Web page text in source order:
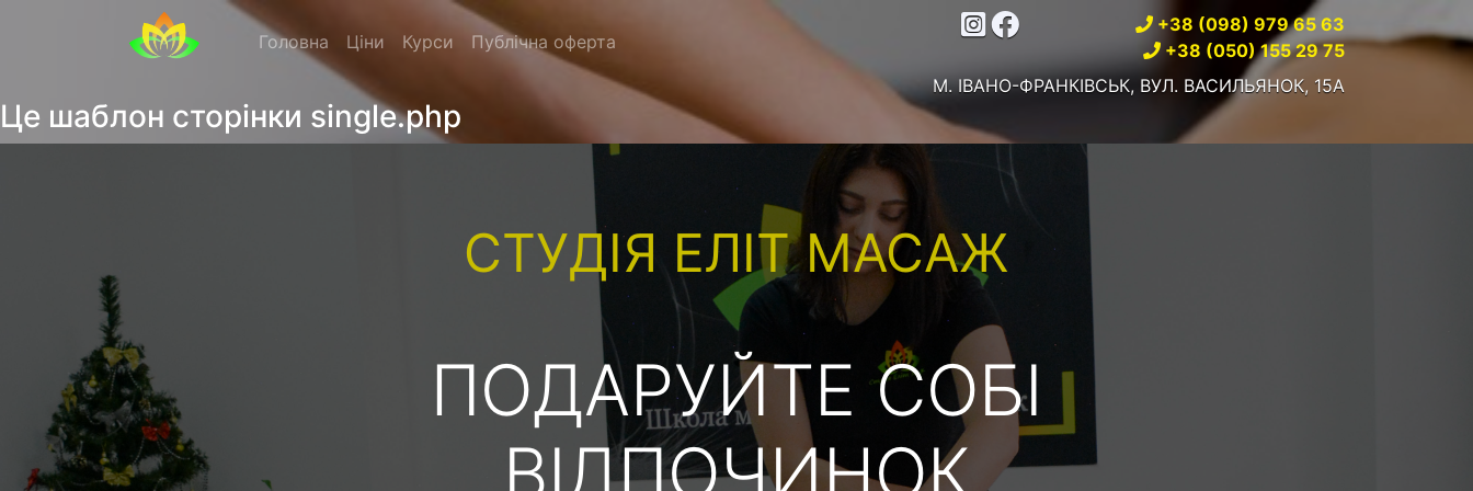
Головна Ціни Курси Публічна оферта
+38 (098) 979 65 63
+38 (050) 155 29 75
М. ІВАНО-ФРАНКІВСЬК, ВУЛ. ВАСИЛЬЯНОК, 15А
Це шаблон сторінки single.php
СТУДІЯ ЕЛІТ МАСАЖ
ПОДАРУЙТЕ СОБІ
ВІДПОЧИНОК